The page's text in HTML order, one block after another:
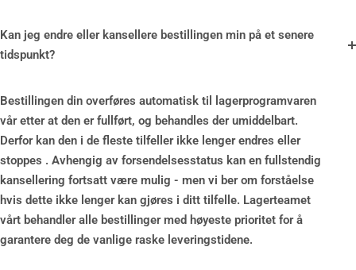
Kan jeg endre eller kansellere bestillingen min på et senere
tidspunkt?
Bestillingen din overføres automatisk til lagerprogramvaren
vår etter at den er fullført, og behandles der umiddelbart.
Derfor kan den i de fleste tilfeller ikke lenger endres eller
stoppes . Avhengig av forsendelsesstatus kan en fullstendig
kansellering fortsatt være mulig - men vi ber om forståelse
hvis dette ikke lenger kan gjøres i ditt tilfelle. Lagerteamet
vårt behandler alle bestillinger med høyeste prioritet for å
garantere deg de vanlige raske leveringstidene.